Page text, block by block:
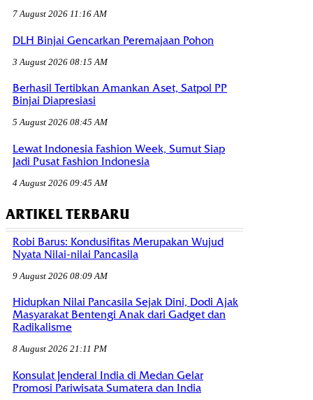
7 August 2026 11:16 AM
DLH Binjai Gencarkan Peremajaan Pohon
3 August 2026 08:15 AM
Berhasil Tertibkan Amankan Aset, Satpol PP
Binjai Diapresiasi
5 August 2026 08:45 AM
Lewat Indonesia Fashion Week, Sumut Siap
Jadi Pusat Fashion Indonesia
4 August 2026 09:45 AM
ARTIKEL TERBARU
Robi Barus: Kondusifitas Merupakan Wujud
Nyata Nilai-nilai Pancasila
9 August 2026 08:09 AM
Hidupkan Nilai Pancasila Sejak Dini, Dodi Ajak
Masyarakat Bentengi Anak dari Gadget dan
Radikalisme
8 August 2026 21:11 PM
Konsulat Jenderal India di Medan Gelar
Promosi Pariwisata Sumatera dan India